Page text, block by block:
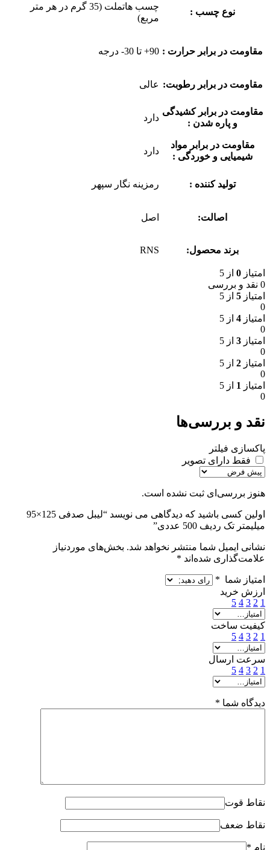
نوع چسب :
چسب هاتملت (35 گرم در هر متر
مربع)
مقاومت در برابر حرارت : 90+ تا 30- درجه
مقاومت در برابر رطوبت: عالی
مقاومت در برابر کشیدگی
و پاره شدن :
دارد
مقاومت در برابر مواد
شیمیایی و خوردگی :
دارد
تولید کننده : رمزینه نگار سپهر
اصالت: اصل
برند محصول: RNS
امتیاز 0 از 5
0 نقد و بررسی
امتیاز 5 از 5
0
امتیاز 4 از 5
0
امتیاز 3 از 5
0
امتیاز 2 از 5
0
امتیاز 1 از 5
0
نقد و بررسی‌ها
پاکسازی فیلتر
فقط دارای تصویر
هنوز بررسی‌ای ثبت نشده است.
اولین کسی باشید که دیدگاهی می نویسد “لیبل صدفی 125×95
میلیمتر تک ردیف 500 عددی”
نشانی ایمیل شما منتشر نخواهد شد. بخش‌های موردنیاز
علامت‌گذاری شده‌اند *
امتیاز شما *
ارزش خرید
1
2
3
4
5
کیفیت ساخت
1
2
3
4
5
سرعت ارسال
1
2
3
4
5
دیدگاه شما *
نقاط قوت
نقاط ضعف
نام *